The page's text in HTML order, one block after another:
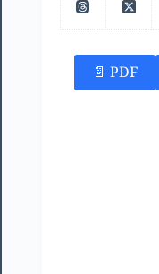
PDF 📄